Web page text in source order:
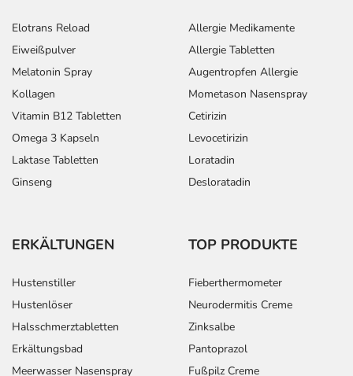
Elotrans Reload
Eiweißpulver
Melatonin Spray
Kollagen
Vitamin B12 Tabletten
Omega 3 Kapseln
Laktase Tabletten
Ginseng
Allergie Medikamente
Allergie Tabletten
Augentropfen Allergie
Mometason Nasenspray
Cetirizin
Levocetirizin
Loratadin
Desloratadin
ERKÄLTUNGEN
Hustenstiller
Hustenlöser
Halsschmerztabletten
Erkältungsbad
Meerwasser Nasenspray
TOP PRODUKTE
Fieberthermometer
Neurodermitis Creme
Zinksalbe
Pantoprazol
Fußpilz Creme